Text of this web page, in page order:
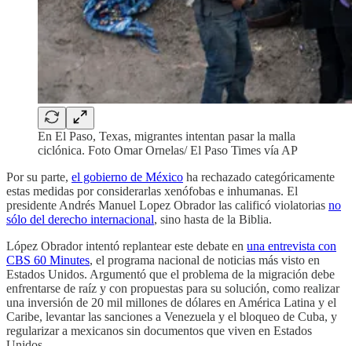
En El Paso, Texas, migrantes intentan pasar la malla
ciclónica. Foto Omar Ornelas/ El Paso Times vía AP
Por su parte, el gobierno de México ha rechazado categóricamente
estas medidas por considerarlas xenófobas e inhumanas. El
presidente Andrés Manuel Lopez Obrador las calificó violatorias no
sólo del derecho internacional, sino hasta de la Biblia.
López Obrador intentó replantear este debate en una entrevista con
CBS 60 Minutes, el programa nacional de noticias más visto en
Estados Unidos. Argumentó que el problema de la migración debe
enfrentarse de raíz y con propuestas para su solución, como realizar
una inversión de 20 mil millones de dólares en América Latina y el
Caribe, levantar las sanciones a Venezuela y el bloqueo de Cuba, y
regularizar a mexicanos sin documentos que viven en Estados